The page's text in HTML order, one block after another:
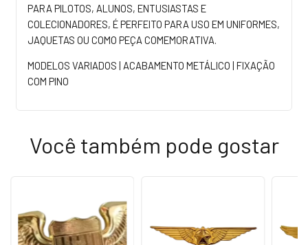
PARA PILOTOS, ALUNOS, ENTUSIASTAS E
COLECIONADORES, É PERFEITO PARA USO EM UNIFORMES,
JAQUETAS OU COMO PEÇA COMEMORATIVA.
MODELOS VARIADOS | ACABAMENTO METÁLICO | FIXAÇÃO
COM PINO
Você também pode gostar